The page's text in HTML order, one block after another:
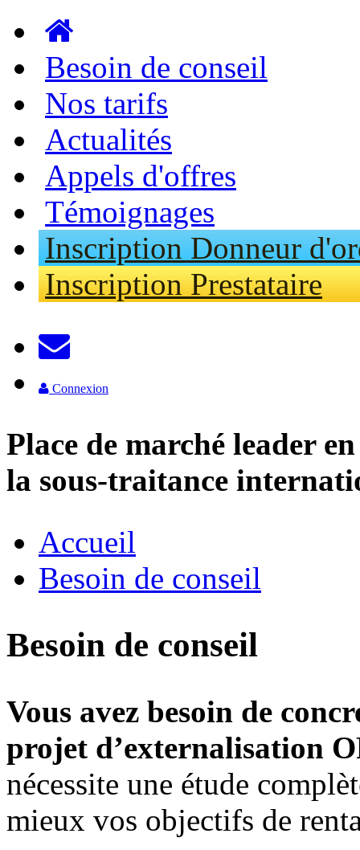
Aller au contenu principal
Besoin de conseil
Nos tarifs
Actualités
Appels d'offres
Témoignages
Inscription Donneur
Inscription Prestataire
Connexion
Place de marché leader
la sous-traitance
Accueil
Besoin de conseil
Besoin de conseil
Vous avez besoin de
projet d’externalisation
nécessite une étude
mieux vos objectifs de